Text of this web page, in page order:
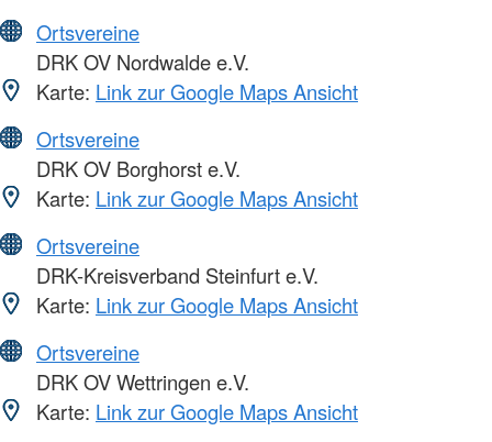
Ortsvereine
DRK OV Nordwalde e.V.
Karte: Link zur Google Maps Ansicht
Ortsvereine
DRK OV Borghorst e.V.
Karte: Link zur Google Maps Ansicht
Ortsvereine
DRK-Kreisverband Steinfurt e.V.
Karte: Link zur Google Maps Ansicht
Ortsvereine
DRK OV Wettringen e.V.
Karte: Link zur Google Maps Ansicht